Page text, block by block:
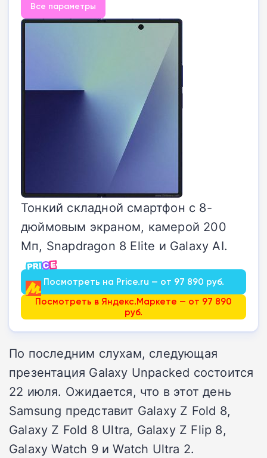
Все параметры
Тонкий складной смартфон с 8-
дюймовым экраном, камерой 200
Мп, Snapdragon 8 Elite и Galaxy AI.
Посмотреть на Price.ru — от 97 890 руб.
Посмотреть в Яндекс.Маркете — от 97 890
руб.
По последним слухам, следующая
презентация Galaxy Unpacked состоится
22 июля. Ожидается, что в этот день
Samsung представит Galaxy Z Fold 8,
Galaxy Z Fold 8 Ultra, Galaxy Z Flip 8,
Galaxy Watch 9 и Watch Ultra 2.